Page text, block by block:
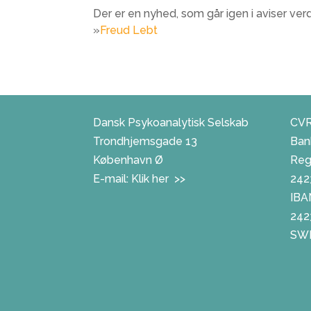
Der er en nyhed, som går igen i aviser
»Freud Lebt
Dansk Psykoanalytisk Selskab
Trondhjemsgade 13
København Ø
E-mail: Klik her >>